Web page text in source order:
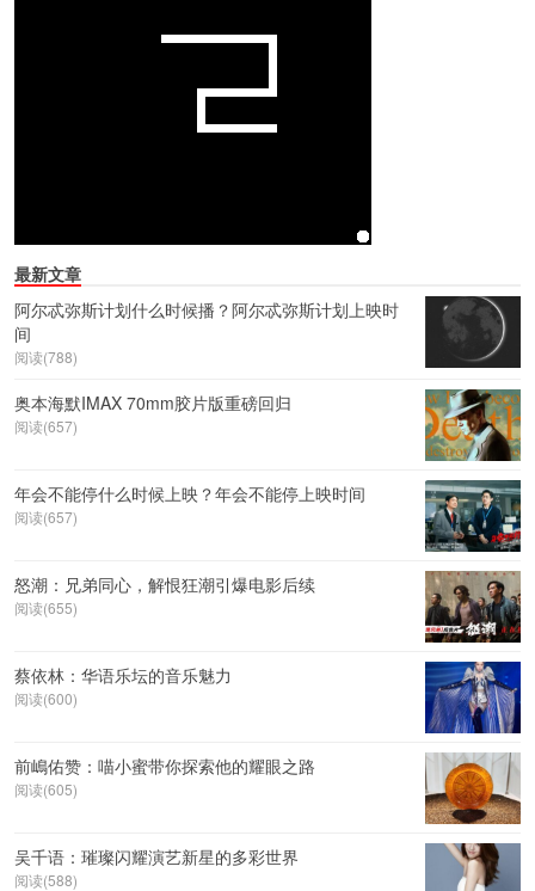
最新文章
阿尔忒弥斯计划什么时候播？阿尔忒弥斯计划上映时
间
阅读(788)
奥本海默IMAX 70mm胶片版重磅回归
阅读(657)
年会不能停什么时候上映？年会不能停上映时间
阅读(657)
怒潮：兄弟同心，解恨狂潮引爆电影后续
阅读(655)
蔡依林：华语乐坛的音乐魅力
阅读(600)
前嶋佑赞：喵小蜜带你探索他的耀眼之路
阅读(605)
吴千语：璀璨闪耀演艺新星的多彩世界
阅读(588)